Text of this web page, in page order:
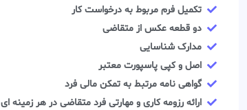
تکمیل فرم مربوط به درخواست کار
دو قطعه عکس از متقاضی
مدارک شناسایی
اصل و کپی پاسپورت معتبر
گواهی نامه مرتبط به تمکن مالی فرد
ارائه رزومه کاری و مهارتی فرد متقاضی در هر زمینه ای